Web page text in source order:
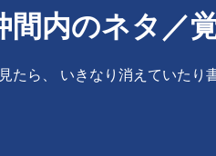
内のネタ／
ら、 いきなり消えていたり